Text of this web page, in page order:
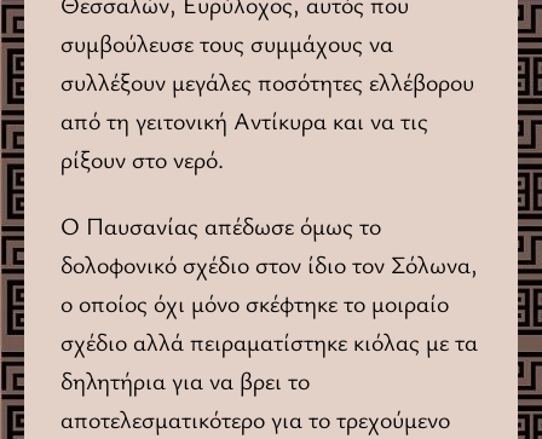
συμβούλευσε τους συμμάχους να
συλλέξουν μεγάλες ποσότητες ελλέβορου
από τη γειτονική Aντίκυρα και να τις
ρίξουν στο νερό.
O Παυσανίας απέδωσε όμως το
δολοφονικό σχέδιο στον ίδιο τον Σόλωνα,
ο οποίος όχι μόνο σκέφτηκε το μοιραίο
σχέδιο αλλά πειραματίστηκε κιόλας με τα
δηλητήρια για να βρει το
αποτελεσματικότερο για το τρεχούμενο